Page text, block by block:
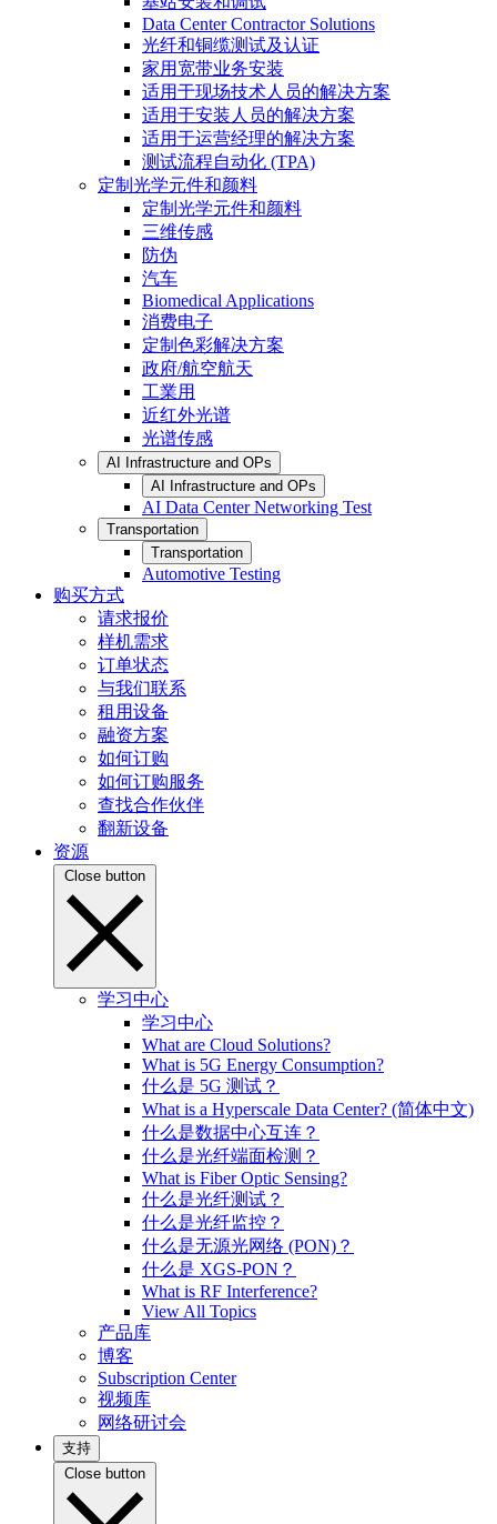
Data Center Contractor Solutions
光纤和铜缆测试及认证
家用宽带业务安装
适用于现场技术人员的解决方案
适用于安装人员的解决方案
适用于运营经理的解决方案
测试流程自动化 (TPA)
定制光学元件和颜料
定制光学元件和颜料
三维传感
防伪
汽车
Biomedical Applications
消费电子
定制色彩解决方案
政府/航空航天
工業用
近红外光谱
光谱传感
AI Infrastructure and OPs
AI Infrastructure and OPs
AI Data Center Networking Test
Transportation
Transportation
Automotive Testing
购买方式
请求报价
样机需求
订单状态
与我们联系
租用设备
融资方案
如何订购
如何订购服务
查找合作伙伴
翻新设备
资源
Close button
学习中心
学习中心
What are Cloud Solutions?
What is 5G Energy Consumption?
什么是 5G 测试？
What is a Hyperscale Data Center? (简体中文)
什么是数据中心互连？
什么是光纤端面检测？
What is Fiber Optic Sensing?
什么是光纤测试？
什么是光纤监控？
什么是无源光网络 (PON)？
什么是 XGS-PON？
What is RF Interference?
View All Topics
产品库
博客
Subscription Center
视频库
网络研讨会
支持
Close button